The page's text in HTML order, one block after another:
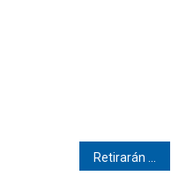
Retirarán vehículos abandonados en Pinotepa